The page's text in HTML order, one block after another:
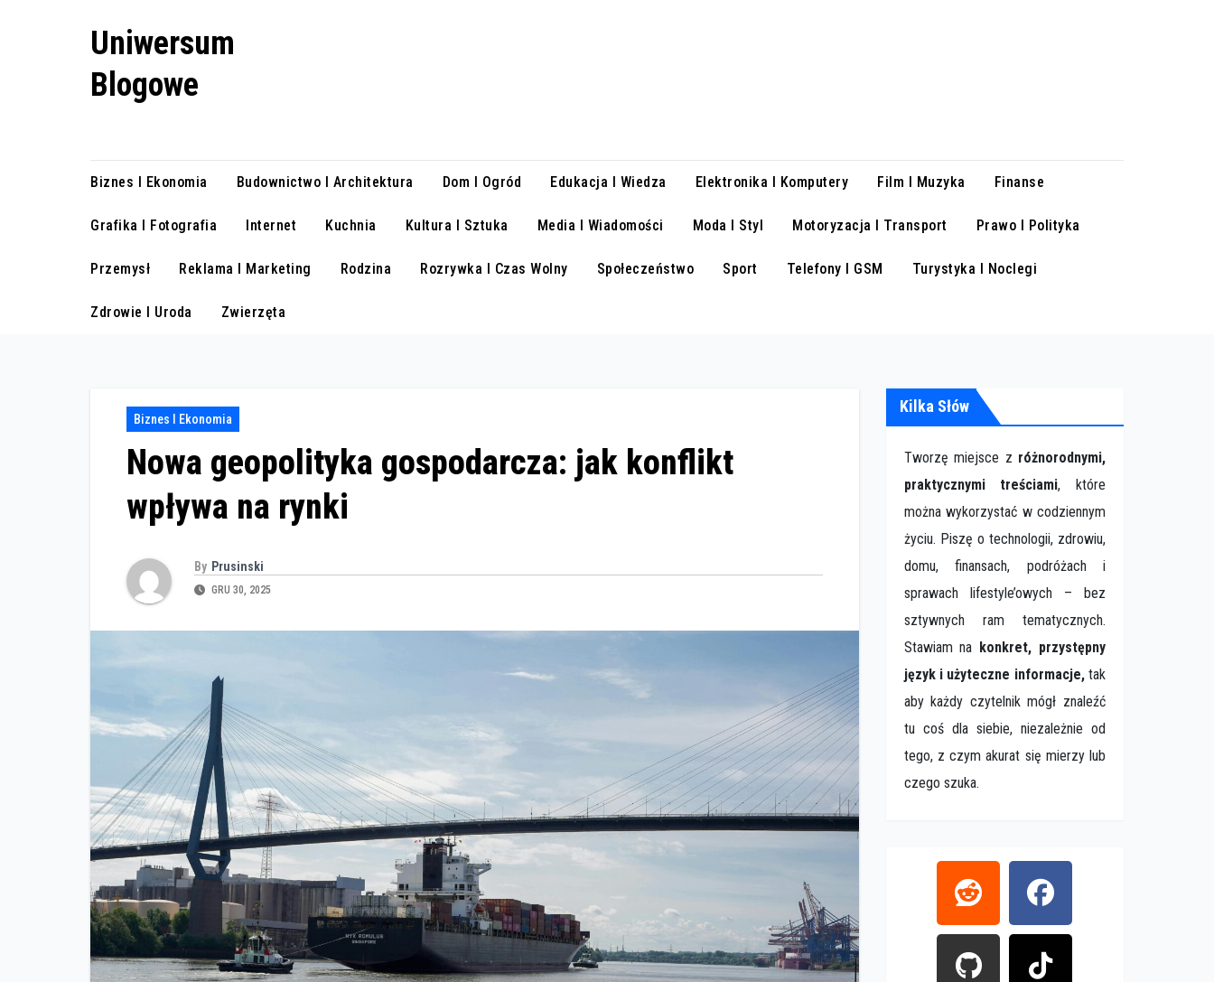
Uniwersum
Blogowe
Biznes I Ekonomia Budownictwo I Architektura Dom I Ogród Edukacja I Wiedza Elektronika I Komputery Film I Muzyka Finanse
Grafika I Fotografia Internet Kuchnia Kultura I Sztuka Media I Wiadomości Moda I Styl Motoryzacja I Transport Prawo I Polityka
Przemysł Reklama I Marketing Rodzina Rozrywka I Czas Wolny Społeczeństwo Sport Telefony I GSM Turystyka I Noclegi
Zdrowie I Uroda Zwierzęta
Biznes I Ekonomia
Nowa geopolityka gospodarcza: jak konflikt
wpływa na rynki
By Prusinski
GRU 30, 2025
Kilka Słów
Tworzę miejsce z różnorodnymi,
praktycznymi treściami, które
można wykorzystać w codziennym
życiu. Piszę o technologii, zdrowiu,
domu, finansach, podróżach i
sprawach lifestyle’owych – bez
sztywnych ram tematycznych.
Stawiam na konkret, przystępny
język i użyteczne informacje,tak
aby każdy czytelnik mógł znaleźć
tu coś dla siebie, niezależnie od
tego, z czym akurat się mierzy lub
czego szuka.